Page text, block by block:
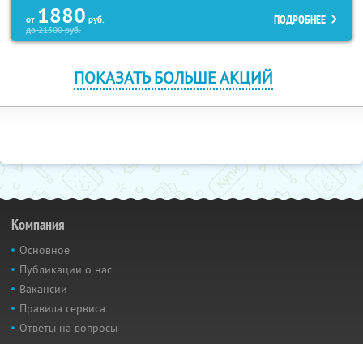
от 1880 руб.
до21500руб.
ПОДРОБНЕЕ
ПОКАЗАТЬ БОЛЬШЕ АКЦИЙ
Компания
Основное
Публикации о нас
Вакансии
Правила сервиса
Ответы на вопросы